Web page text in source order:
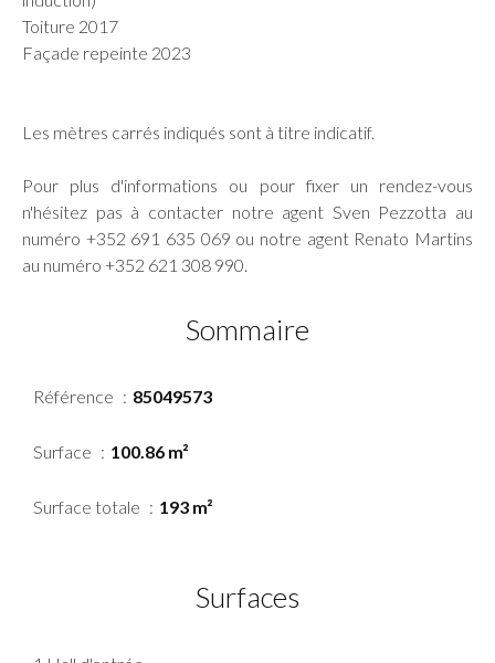
Toiture 2017
Façade repeinte 2023
Les mètres carrés indiqués sont à titre indicatif.
Pour plus d'informations ou pour fixer un rendez-vous
n'hésitez pas à contacter notre agent Sven Pezzotta au
numéro +352 691 635 069 ou notre agent Renato Martins
au numéro +352 621 308 990.
Sommaire
Référence 85049573
Surface 100.86 m²
Surface totale 193 m²
Surfaces